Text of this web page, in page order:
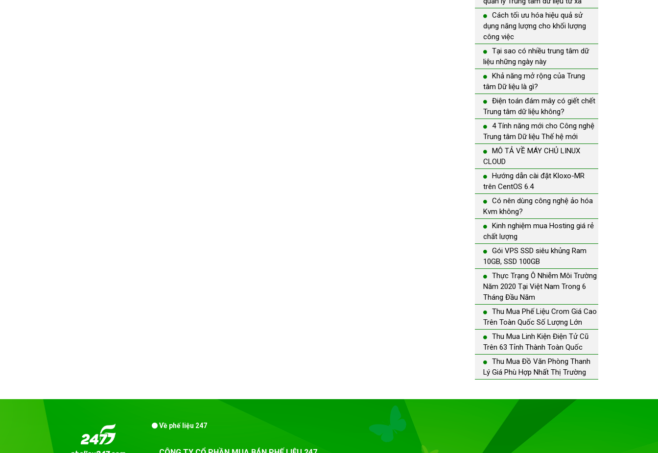
Cách tối ưu hóa hiệu quả sử
dụng năng lượng cho khối lượng
công việc
Tại sao có nhiều trung tâm dữ
liệu những ngày này
Khả năng mở rộng của Trung
tâm Dữ liệu là gì?
Điện toán đám mây có giết chết
Trung tâm dữ liệu không?
4 Tính năng mới cho Công nghệ
Trung tâm Dữ liệu Thế hệ mới
MÔ TẢ VỀ MÁY CHỦ LINUX
CLOUD
Hướng dẫn cài đặt Kloxo-MR
trên CentOS 6.4
Có nên dùng công nghệ ảo hóa
Kvm không?
Kinh nghiệm mua Hosting giá rẻ
chất lượng
Gói VPS SSD siêu khủng Ram
10GB, SSD 100GB
Thực Trạng Ô Nhiễm Môi Trường
Năm 2020 Tại Việt Nam Trong 6
Tháng Đầu Năm
Thu Mua Phế Liệu Crom Giá Cao
Trên Toàn Quốc Số Lượng Lớn
Thu Mua Linh Kiện Điện Tử Cũ
Trên 63 Tỉnh Thành Toàn Quốc
Thu Mua Đồ Văn Phòng Thanh
Lý Giá Phù Hợp Nhất Thị Trường
Về phế liệu 247